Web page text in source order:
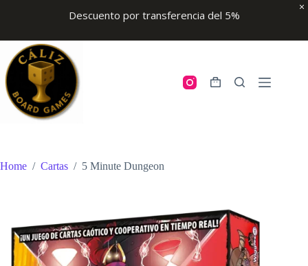
Descuento por transferencia del 5%
content
Shopping
Home / Cartas / 5 Minute Dungeon